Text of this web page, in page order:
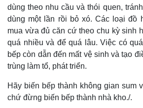
dùng theo nhu cầu và thói quen,
dùng một lần rồi bỏ xó. Các loại đồ
mua vừa đủ căn cứ theo chu kỳ sinh
quá nhiều và để quá lâu. Việc có
bếp còn dẫn đến mất vệ sinh và tạo
trùng làm tổ, phát triển.
Hãy biến bếp thành không gian sum
chứ đừng biến bếp thành nhà kho./.